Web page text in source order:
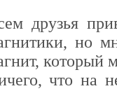
друзья
но
который
что на